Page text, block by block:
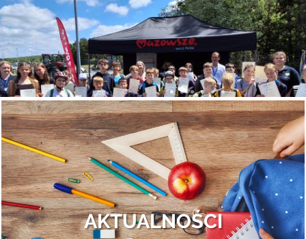
Finał II edycji Bezpiecznego Mazowsza.
Otrębusy znowu obsypane nagrodami!
To był dzień pełen wrażeń, przepełniony do samego końca całą gamą
ludzkich uczuć: od wybuchów szalonej radości po rozczarowanie i gorzki
smak porażki. Ale po kolei.AKTUALNOŚCI